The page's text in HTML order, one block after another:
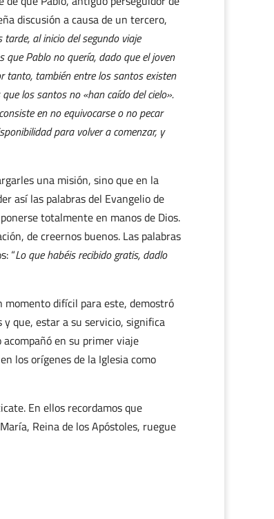
discusión a causa de un tercero,
al inicio del segundo viaje
Pablo no quería, dado que el joven
tanto, también entre los santos existen
los santos no «han caído del cielo».
en no equivocarse o no pecar
para volver a comenzar, y
una misión, sino que en la
así las palabras del Evangelio de
totalmente en manos de Dios.
de creernos buenos. Las palabras
“Lo que habéis recibido gratis, dadlo
momento difícil para este, demostró
y que, estar a su servicio, significa
en su primer viaje
los orígenes de la Iglesia como
En ellos recordamos que
Reina de los Apóstoles, ruegue